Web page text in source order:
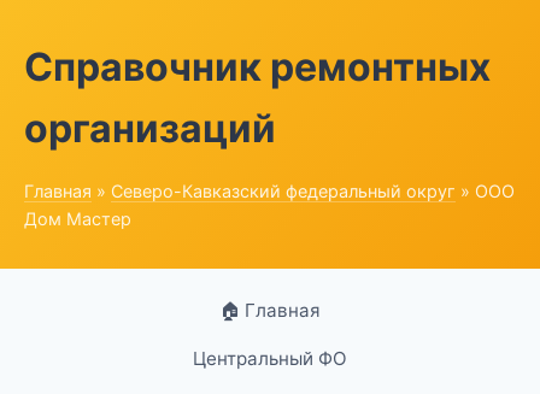
Справочник ремонтных
организаций
Главная » Северо-Кавказский федеральный округ » ООО
Дом Мастер
🏠 Главная
Центральный ФО